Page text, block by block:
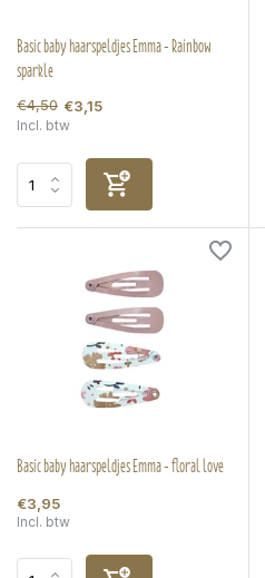
Basic baby haarspeldjes Emma - Rainbow
sparkle
€4,50 €3,15
Incl. btw
Basic baby haarspeldjes Emma - floral love
€3,95
Incl. btw